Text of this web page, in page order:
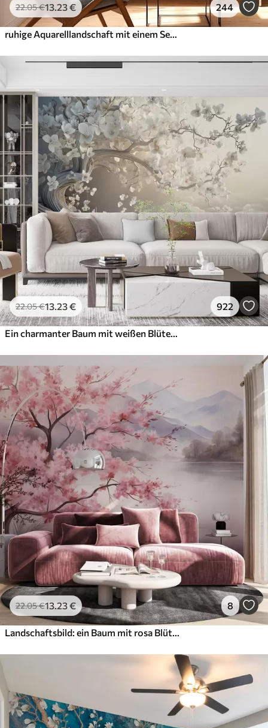
22.05€13 .23€ 244
22.05€13 .23€ 922
22.05€13 .23€ 8